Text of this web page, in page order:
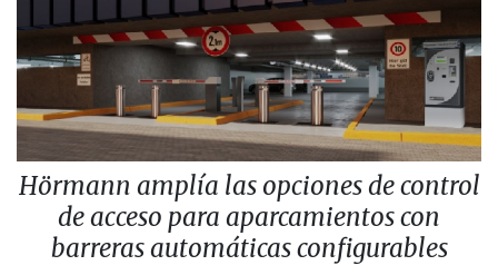
Hörmann amplía las opciones de control
de acceso para aparcamientos con
barreras automáticas configurables